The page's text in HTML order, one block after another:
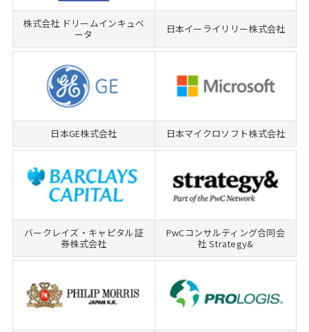
株式会社 ドリームインキュベ
ータ
日本イーライリリー株式会社
日本GE株式会社 日本マイクロソフト株式会社
バークレイズ・キャピタル証
券株式会社
PwCコンサルティング合同会
社 Strategy&